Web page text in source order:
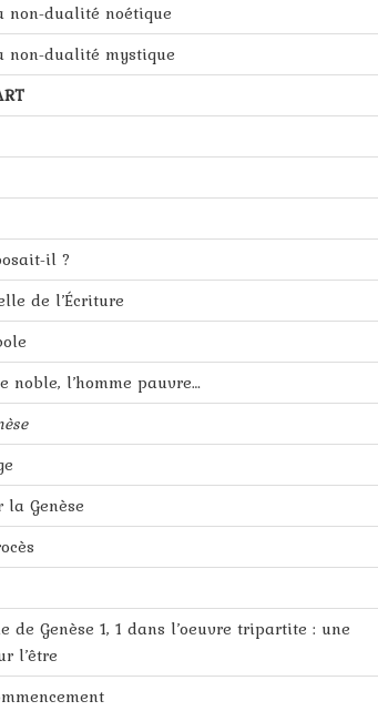
non-dualité noétique
non-dualité mystique
il ?
de l’Écriture
noble, l’homme pauvre…
la Genèse
de Genèse 1, 1 dans l’oeuvre tripartite : une
l’être